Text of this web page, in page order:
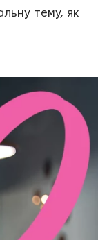
тему, як